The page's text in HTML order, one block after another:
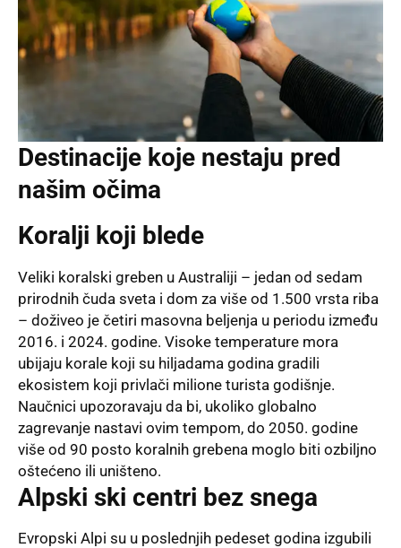
Destinacije koje nestaju pred
našim očima
Koralji koji blede
Veliki koralski greben u Australiji – jedan od sedam
prirodnih čuda sveta i dom za više od 1.500 vrsta riba
– doživeo je četiri masovna beljenja u periodu između
2016. i 2024. godine. Visoke temperature mora
ubijaju korale koji su hiljadama godina gradili
ekosistem koji privlači milione turista godišnje.
Naučnici upozoravaju da bi, ukoliko globalno
zagrevanje nastavi ovim tempom, do 2050. godine
više od 90 posto koralnih grebena moglo biti ozbiljno
oštećeno ili uništeno.
Alpski ski centri bez snega
Evropski Alpi su u poslednjih pedeset godina izgubili